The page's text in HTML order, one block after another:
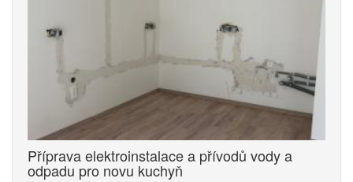
Příprava elektroinstalace a přívodů vody a
odpadu pro novu kuchyň